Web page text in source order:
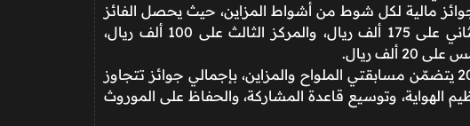
مالية لكل شوط من أشواط المزاين، حيث يحصل الفائز
بالمركز الأول على 300 ألف ريال، والمركز الثاني على 175 ألف ريال، والمركز الثالث على 100 ألف ريال،
يذكر أن مهرجان الملك عبدالعزيز للصقور 2025 يتضمّن مسابقتي الملواح والمزاين، بإجمالي جوائز تتجاوز
الهواية، وتوسيع قاعدة المشاركة، والحفاظ على الموروث